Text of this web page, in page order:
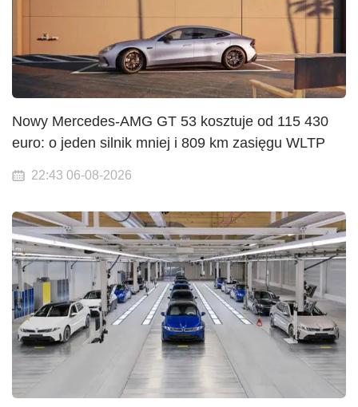
Nowy Mercedes-AMG GT 53 kosztuje od 115 430
euro: o jeden silnik mniej i 809 km zasięgu WLTP
22:43 06-08-2026